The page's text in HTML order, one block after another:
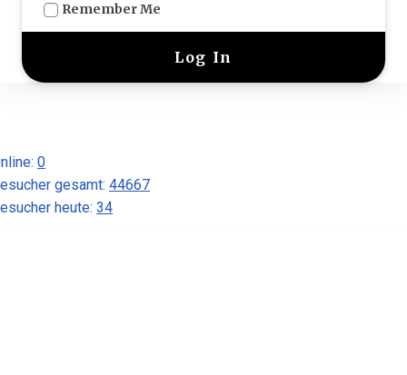
Remember Me
0
gesamt: 44667
heute: 34